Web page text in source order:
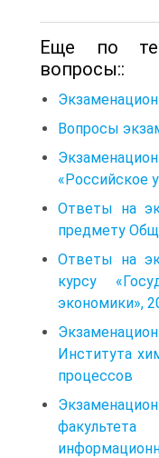
Еще по
вопросы::
Вопросы
«Российское
Ответы на
предмету
Ответы на
курсу
экономики»,
Института
процессов